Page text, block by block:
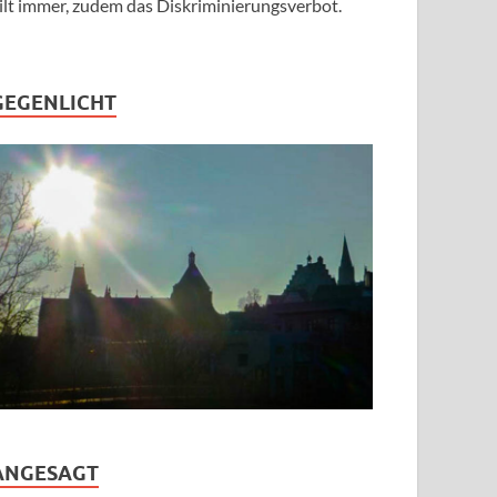
immer, zudem das Diskriminierungsverbot.